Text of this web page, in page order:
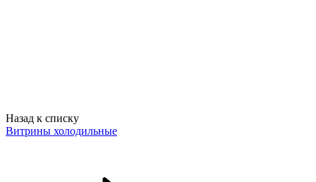
Назад к списку
Витрины холодильные